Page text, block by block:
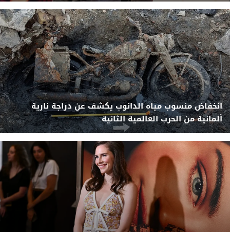
انخفاض منسوب مياه الدانوب يكشف عن دراجة نارية
ألمانية من الحرب العالمية الثانية